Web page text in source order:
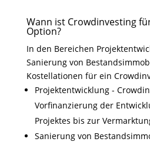
Wann ist Crowdinvesting
Option?
In den Bereichen
Sanierung von
Kostellationen für ein
Projektentwicklung -
Vorfinanzierung der
Projektes bis zur
Sanierung von